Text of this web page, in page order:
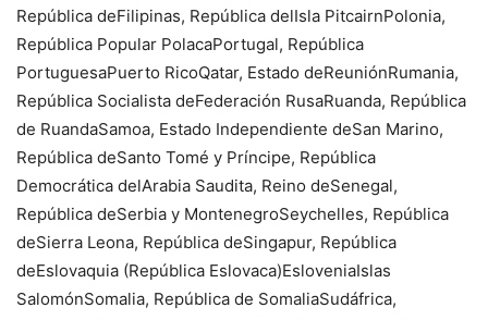
República deFilipinas, República delIsla PitcairnPolonia,
República Popular PolacaPortugal, República
PortuguesaPuerto RicoQatar, Estado deReuniónRumania,
República Socialista deFederación RusaRuanda, República
de RuandaSamoa, Estado Independiente deSan Marino,
República deSanto Tomé y Príncipe, República
Democrática delArabia Saudita, Reino deSenegal,
República deSerbia y MontenegroSeychelles, República
deSierra Leona, República deSingapur, República
deEslovaquia (República Eslovaca)EsloveniaIslas
SalomónSomalia, República de SomaliaSudáfrica,